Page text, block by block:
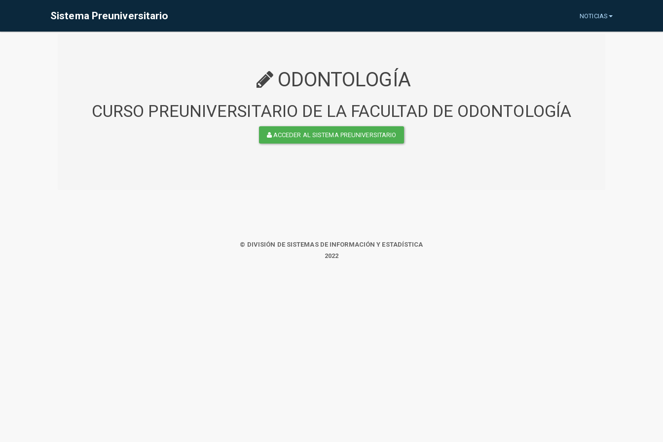
Sistema Preuniversitario NOTICIAS
ODONTOLOGÍA
CURSO PREUNIVERSITARIO DE LA FACULTAD DE ODONTOLOGÍA
ACCEDER AL SISTEMA PREUNIVERSITARIO
© DIVISIÓN DE SISTEMAS DE INFORMACIÓN Y ESTADÍSTICA
2022